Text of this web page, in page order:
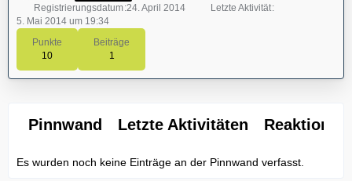
Punkte
10
Beiträge
1
Registrierungsdatum 24. April 2014
Letzte Aktivität
5. Mai 2014 um 19:34
Pinnwand Letzte Aktivitäten Reaktionen
Es wurden noch keine Einträge an der Pinnwand verfasst.